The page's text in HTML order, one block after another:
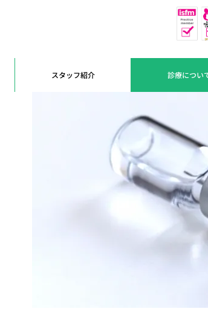
スタッフ紹介 診療につい